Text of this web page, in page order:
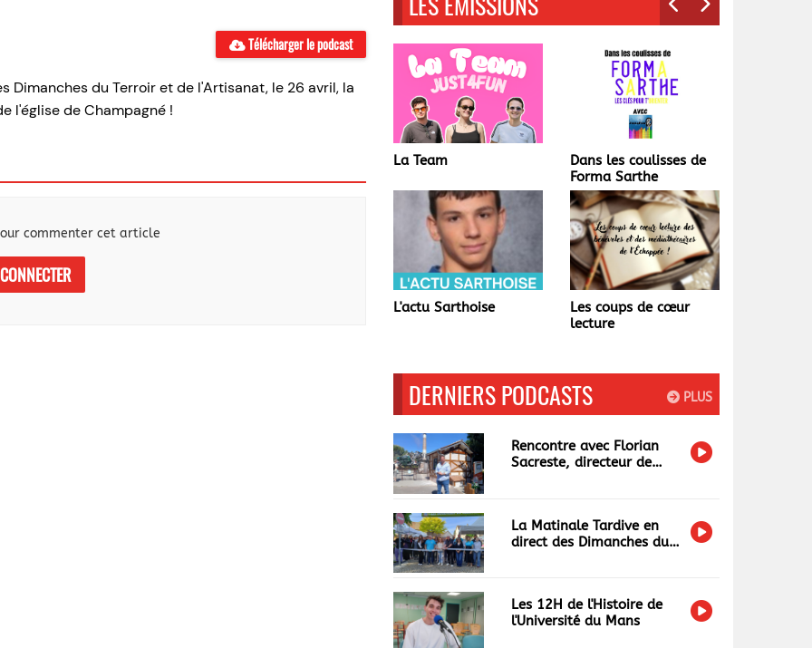
Télécharger le podcast
Dimanches du Terroir et de l'Artisanat, le 26 avril, la
l'église de Champagné !
commenter cet article
Dans les coulisses de
Les coups de cœur
Champagné
autrefois...
La Matinale Tardive
PLUS
DERNIERS PODCASTS
Rencontre avec Florian
Sacreste, directeur de
La Matinale Tardive en
direct des Dimanches du
Les 12H de l'Histoire de
l'Université du Mans